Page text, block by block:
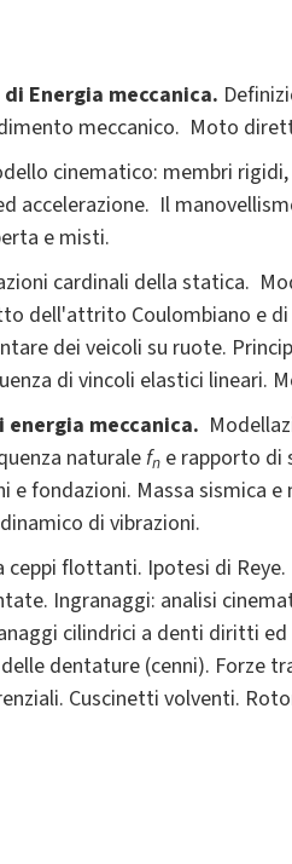
Energia meccanica.
meccanico. Moto
cinematico: membri
accelerazione. Il
e misti.
cardinali della statica.
dell'attrito Coulombiano e
dei veicoli su ruote.
di vincoli elastici lineari.
meccanica.
naturalefn e rapporto di
fondazioni. Massa sismica e
di vibrazioni.
ceppi flottanti. Ipotesi di
Ingranaggi: analisi
cilindrici a denti diritti
dentature (cenni). Forze
Cuscinetti volventi.